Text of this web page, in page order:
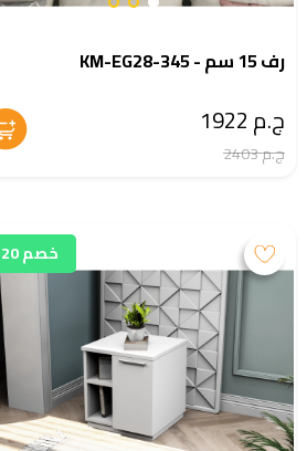
رف 15 سم - KM-EG28-345
ج.م 1922
ج.م 2403
خصم 20%